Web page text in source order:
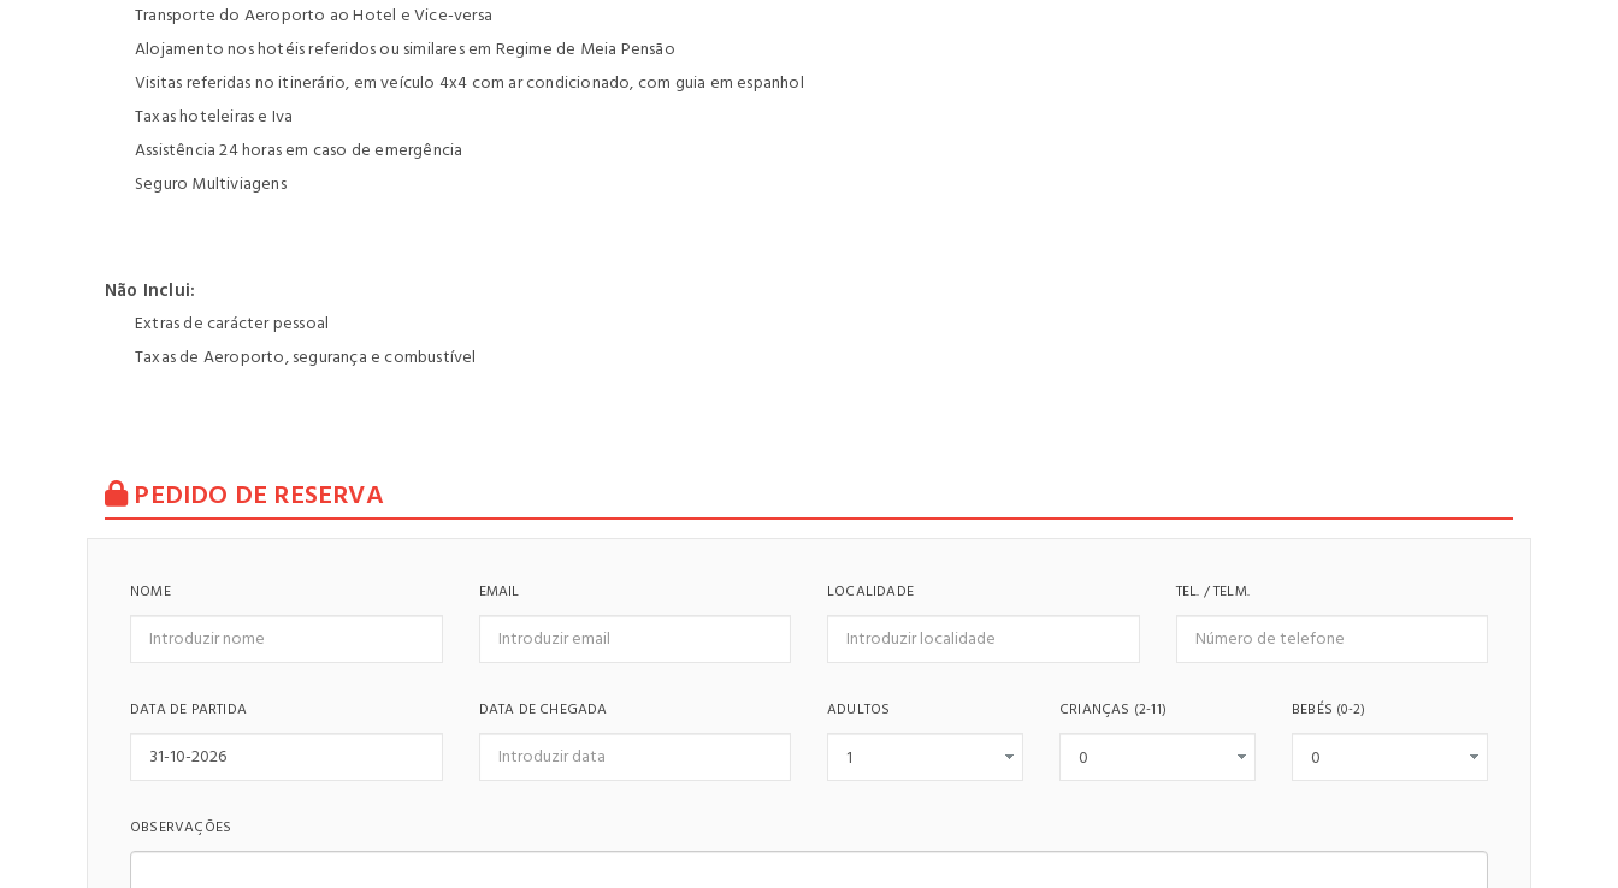
Transporte do Aeroporto ao Hotel e Vice-versa
Alojamento nos hotéis referidos ou similares em Regime de Meia Pensão
Visitas referidas no itinerário, em veículo 4x4 com ar condicionado, com guia em espanhol
Taxas hoteleiras e Iva
Assistência 24 horas em caso de emergência
Seguro Multiviagens
Não Inclui:
Extras de carácter pessoal
Taxas de Aeroporto, segurança e combustível
PEDIDO DE RESERVA
NOME EMAIL LOCALIDADE TEL. / TELM.
DATA DE PARTIDA DATA DE CHEGADA ADULTOS CRIANÇAS (2-11) BEBÉS (0-2)
OBSERVAÇÕES